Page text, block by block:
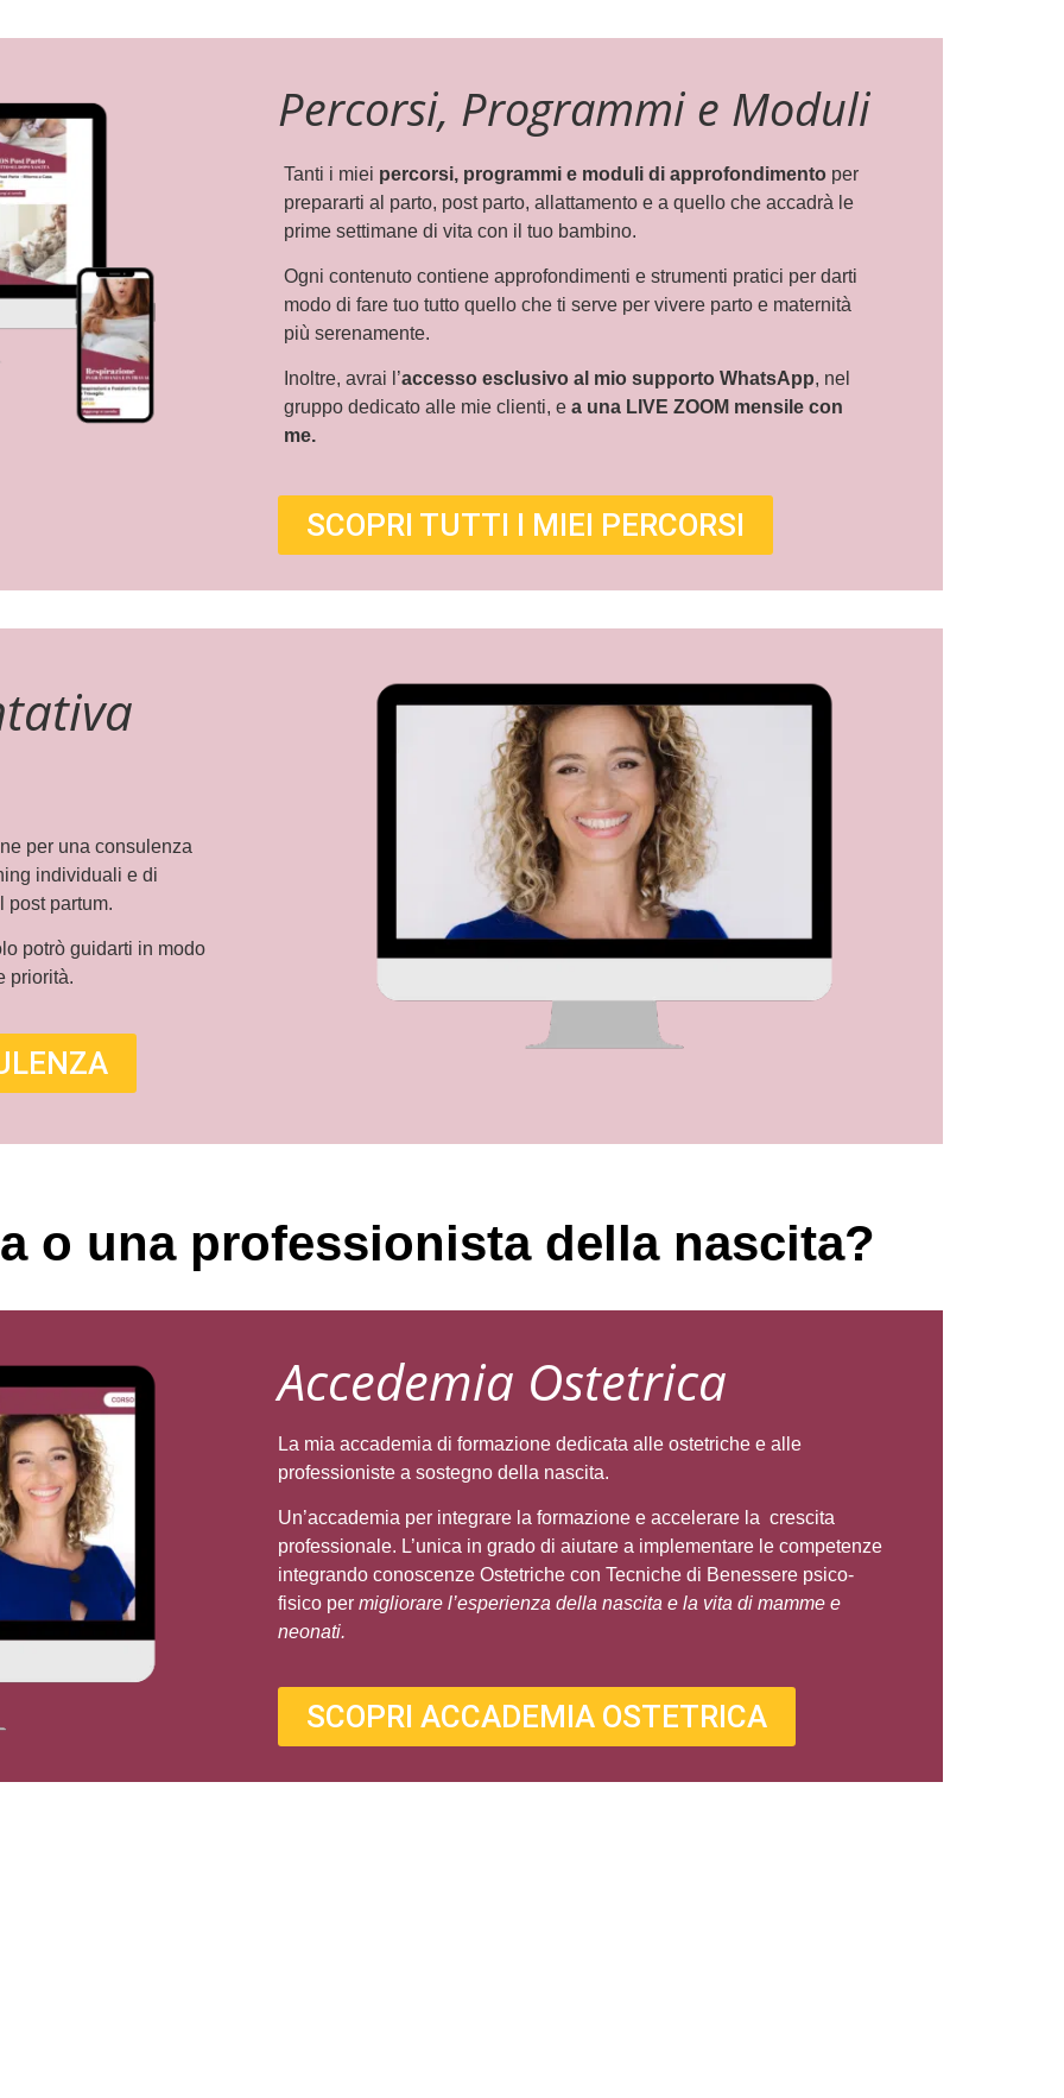
Percorsi, Programmi e Moduli
Tanti i miei percorsi, programmi e moduli di approfondimento per
prepararti al parto, post parto, allattamento e a quello che accadrà le
prime settimane di vita con il tuo bambino.
Ogni contenuto contiene approfondimenti e strumenti pratici per darti
modo di fare tuo tutto quello che ti serve per vivere parto e maternità
più serenamente.
Inoltre, avrai l’accesso esclusivo al mio supporto WhatsApp, nel
gruppo dedicato alle mie clienti, e a una LIVE ZOOM mensile con
me.
SCOPRI TUTTI I MIEI PERCORSI
per una consulenza
individuali e di
post partum.
potrò guidarti in modo
priorità.
o una professionista della nascita?
Accedemia Ostetrica
La mia accademia di formazione dedicata alle ostetriche e alle
professioniste a sostegno della nascita.
Un’accademia per integrare la formazione e accelerare la crescita
professionale. L’unica in grado di aiutare a implementare le competenze
integrando conoscenze Ostetriche con Tecniche di Benessere psico-
fisico per migliorare l’esperienza della nascita e la vita di mamme e
neonati.
SCOPRI ACCADEMIA OSTETRICA